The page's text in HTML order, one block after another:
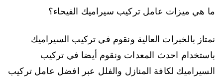
ما هي ميزات عامل تركيب سيراميك الفيحاء؟
نمتاز بالخبرات العالية ونقوم في تركيب السيراميك
باستخدام احدث المعدات ونقوم أيضا في تركيب
السيراميك لكافة المنازل والفلل عبر افضل عامل تركيب